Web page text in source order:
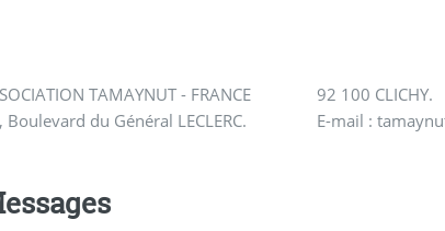
ASSOCIATION TAMAYNUT - FRANCE
Boulevard du Général LECLERC.
92 100 CLICHY.
E-mail :